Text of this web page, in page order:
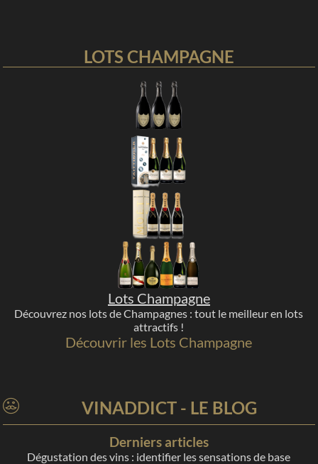
LOTS CHAMPAGNE
Lots Champagne
Découvrez nos lots de Champagnes : tout le meilleur en lots
attractifs !
Découvrir les Lots Champagne
VINADDICT - LE BLOG
Derniers articles
Dégustation des vins : identifier les sensations de base